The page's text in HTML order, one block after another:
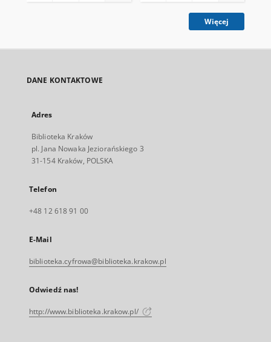
Więcej
DANE KONTAKTOWE
Adres
Biblioteka Kraków
pl. Jana Nowaka Jeziorańskiego 3
31-154 Kraków, POLSKA
Telefon
+48 12 618 91 00
E-Mail
biblioteka.cyfrowa@biblioteka.krakow.pl
Odwiedź nas!
http://www.biblioteka.krakow.pl/